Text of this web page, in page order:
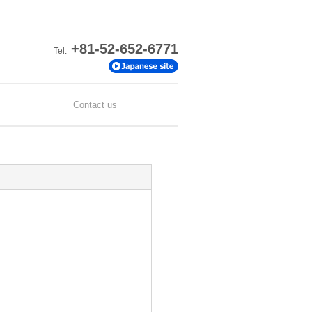
Tel: +81-52-652-6771
Contact us